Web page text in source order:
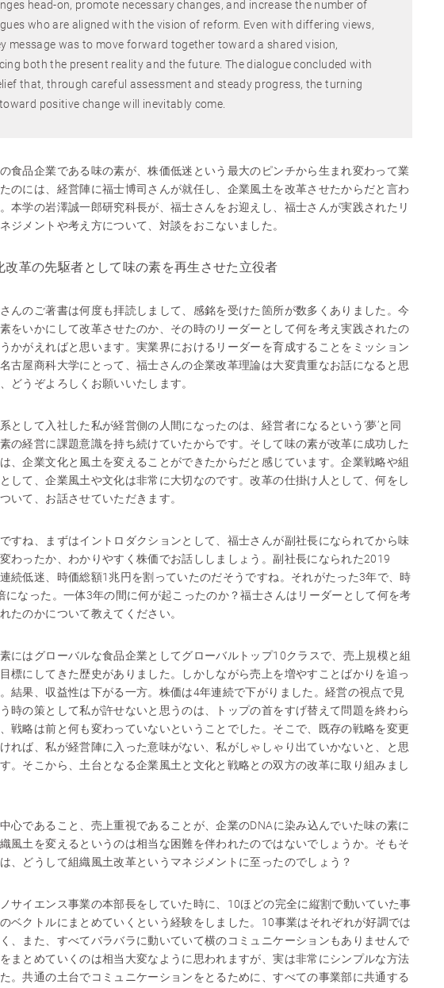
head-on, promote necessary changes, and increase the number of
who are aligned with the vision of reform. Even with differing views,
message was to move forward together toward a shared vision,
both the present reality and the future. The dialogue concluded with
that, through careful assessment and steady progress, the turning
positive change will inevitably come.
食品企業である味の素が、株価低迷という最大のピンチから生まれ変わって業
のには、経営陣に福士博司さんが就任し、企業風土を改革させたからだと言わ
本学の岩澤誠一郎研究科長が、福士さんをお迎えし、福士さんが実践されたリ
ジメントや考え方について、対談をおこないました。
改革の先駆者として味の素を再生させた立役者
んのご著書は何度も拝読しまして、感銘を受けた箇所が数多くありました。今
をいかにして改革させたのか、その時のリーダーとして何を考え実践されたの
かがえればと思います。実業界におけるリーダーを育成することをミッション
古屋商科大学にとって、福士さんの企業改革理論は大変貴重なお話になると思
どうぞよろしくお願いいたします。
として入社した私が経営側の人間になったのは、経営者になるという‘夢’と同
の経営に課題意識を持ち続けていたからです。そして味の素が改革に成功した
、企業文化と風土を変えることができたからだと感じています。企業戦略や組
して、企業風土や文化は非常に大切なのです。改革の仕掛け人として、何をし
いて、お話させていただきます。
すね、まずはイントロダクションとして、福士さんが副社長になられてから味
わったか、わかりやすく株価でお話ししましょう。副社長になられた2019
続低迷、時価総額1兆円を割っていたのだそうですね。それがたった3年で、時
になった。一体3年の間に何が起こったのか？福士さんはリーダーとして何を考
たのかについて教えてください。
にはグローバルな食品企業としてグローバルトップ10クラスで、売上規模と組
標にしてきた歴史がありました。しかしながら売上を増やすことばかりを追っ
結果、収益性は下がる一方。株価は4年連続で下がりました。経営の視点で見
時の策として私が許せないと思うのは、トップの首をすげ替えて問題を終わら
戦略は前と何も変わっていないということでした。そこで、既存の戦略を変更
れば、私が経営陣に入った意味がない、私がしゃしゃり出ていかないと、と思
。そこから、土台となる企業風土と文化と戦略との双方の改革に取り組みまし
心であること、売上重視であることが、企業のDNAに染み込んでいた味の素に
風土を変えるというのは相当な困難を伴われたのではないでしょうか。そもそ
、どうして組織風土改革というマネジメントに至ったのでしょう？
サイエンス事業の本部長をしていた時に、10ほどの完全に縦割で動いていた事
ベクトルにまとめていくという経験をしました。10事業はそれぞれが好調では
、また、すべてバラバラに動いていて横のコミュニケーションもありませんで
まとめていくのは相当大変なように思われますが、実は非常にシンプルな方法
。共通の土台でコミュニケーションをとるために、すべての事業部に共通する